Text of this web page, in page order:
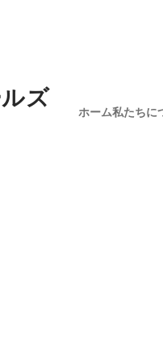
ズ ホーム私たちに